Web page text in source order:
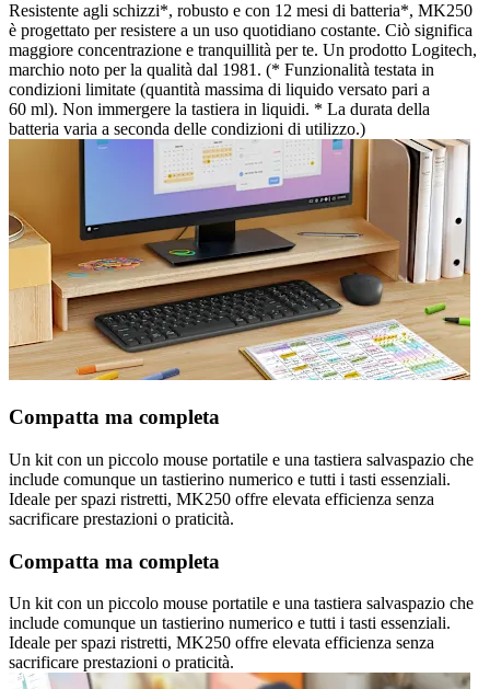
Resistente agli schizzi*, robusto e con 12 mesi di batteria*, MK250
è progettato per resistere a un uso quotidiano costante. Ciò significa
maggiore concentrazione e tranquillità per te. Un prodotto Logitech,
marchio noto per la qualità dal 1981. (* Funzionalità testata in
condizioni limitate (quantità massima di liquido versato pari a
60 ml). Non immergere la tastiera in liquidi. * La durata della
batteria varia a seconda delle condizioni di utilizzo.)
Compatta ma completa
Un kit con un piccolo mouse portatile e una tastiera salvaspazio che
include comunque un tastierino numerico e tutti i tasti essenziali.
Ideale per spazi ristretti, MK250 offre elevata efficienza senza
sacrificare prestazioni o praticità.
Compatta ma completa
Un kit con un piccolo mouse portatile e una tastiera salvaspazio che
include comunque un tastierino numerico e tutti i tasti essenziali.
Ideale per spazi ristretti, MK250 offre elevata efficienza senza
sacrificare prestazioni o praticità.